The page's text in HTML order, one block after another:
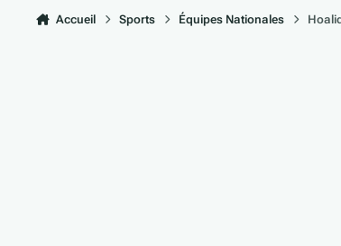
Accueil Sports Équipes Nationales